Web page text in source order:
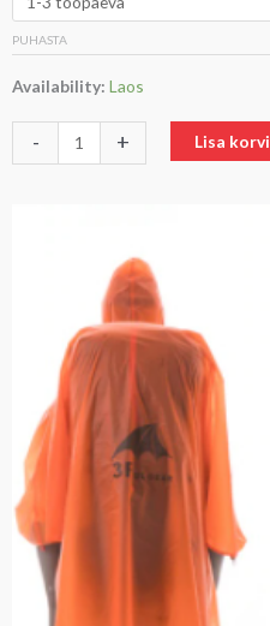
PUHASTA
Availability: Laos
- + Lisa korvi